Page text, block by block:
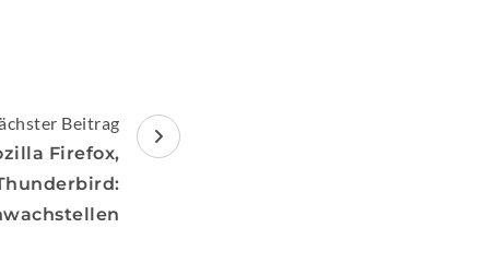
Beitrag
Firefox,